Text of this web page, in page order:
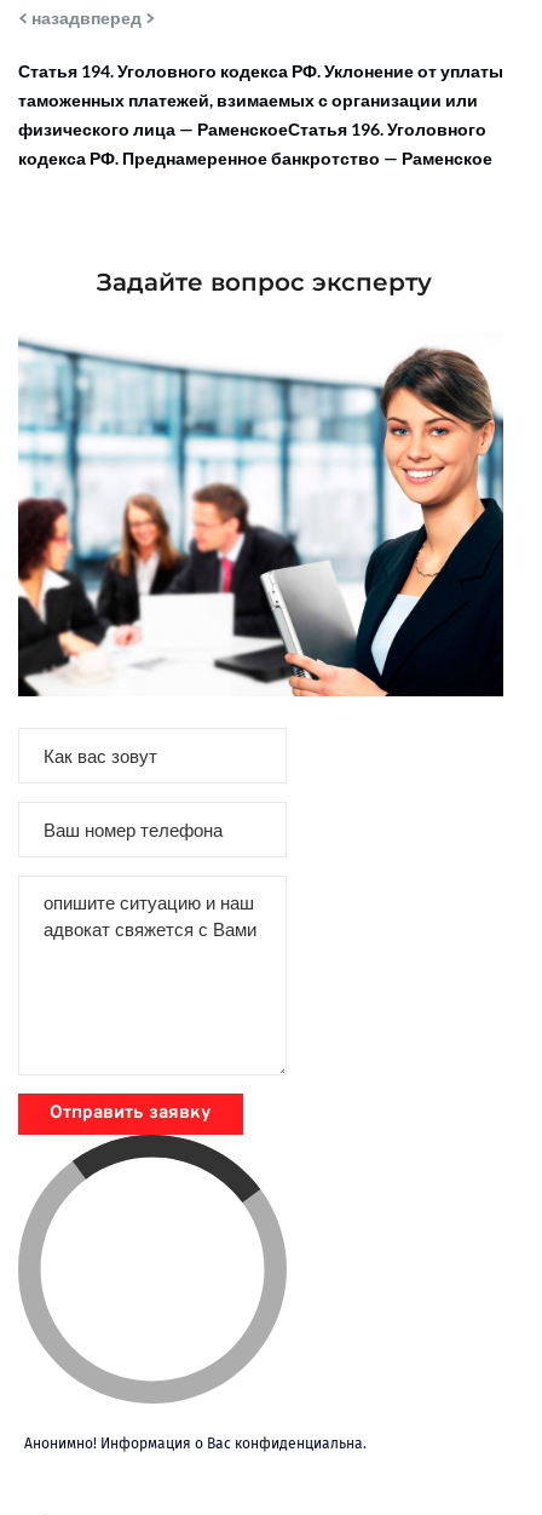
< назадвперед >
Статья 194. Уголовного кодекса РФ. Уклонение от уплаты
таможенных платежей, взимаемых с организации или
физического лица — РаменскоеСтатья 196. Уголовного
кодекса РФ. Преднамеренное банкротство — Раменское
Задайте вопрос эксперту
Отправить заявку
Анонимно! Информация о Вас конфиденциальна.